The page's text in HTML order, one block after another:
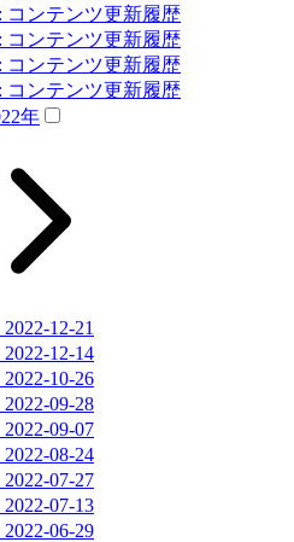
コンテンツ更新履歴
コンテンツ更新履歴
コンテンツ更新履歴
コンテンツ更新履歴
年
12-21
12-14
10-26
09-28
09-07
08-24
07-27
07-13
06-29